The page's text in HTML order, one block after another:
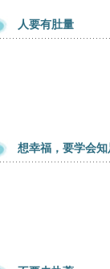
人要有肚量
想幸福，要学会知